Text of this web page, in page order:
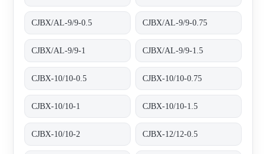
CJBX/AL-9/9-0.5 CJBX/AL-9/9-0.75
CJBX/AL-9/9-1 CJBX/AL-9/9-1.5
CJBX-10/10-0.5 CJBX-10/10-0.75
CJBX-10/10-1 CJBX-10/10-1.5
CJBX-10/10-2 CJBX-12/12-0.5